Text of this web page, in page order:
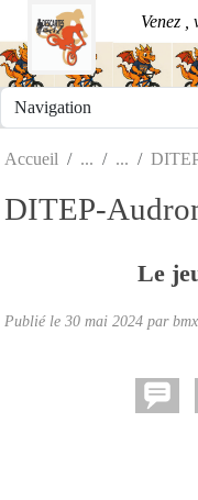
Venez ,
Accueil
DITEP-
Le
Publié le 30 mai 2024 par
Panneau de gestion des